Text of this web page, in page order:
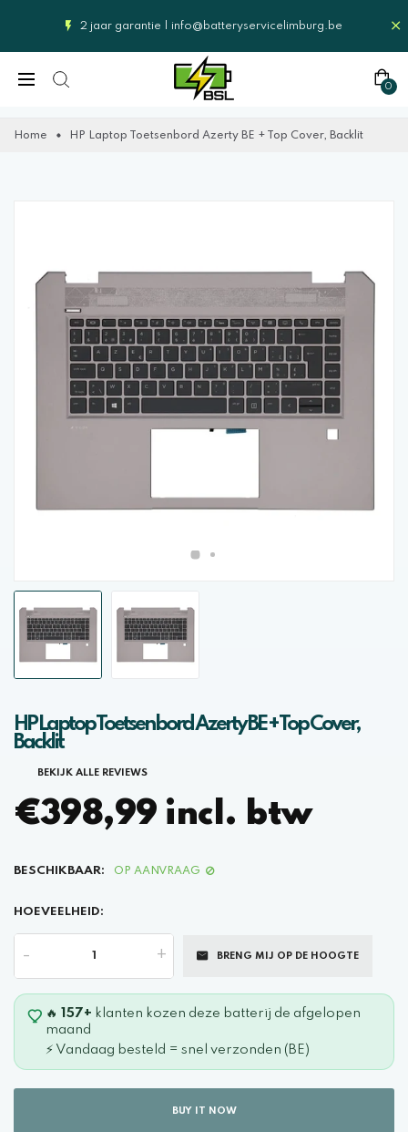
2 jaar garantie | info@batteryservicelimburg.be
0
Home HP Laptop Toetsenbord Azerty BE + Top Cover, Backlit
HP Laptop Toetsenbord Azerty BE + Top Cover,
Backlit
BEKIJK ALLE REVIEWS
€398,99 incl. btw
BESCHIKBAAR: OP AANVRAAG
HOEVEELHEID:
- + BRENG MIJ OP DE HOOGTE
🔥 157+ klanten kozen deze batterij de afgelopen
maand
⚡ Vandaag besteld = snel verzonden (BE)
BUY IT NOW